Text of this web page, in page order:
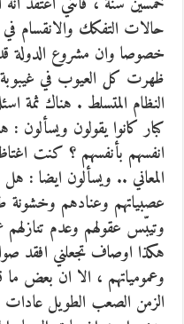
حالات التفكك والانقسام
خصوصا وان مشروع الدولة
ظهرت كل العيوب في غيبوبة
النظام المتسلط . هناك ثمة
كبار كانوا يقولون ويسألون :
انفسهم بأنفسهم ؟ كنت
المعاني .. ويسألون ايضا : هل
عصبياتهم وعنادهم وخشونة
وتيبّس عقولهم وعدم
هكذا اوصاف تجعلني افقد
وعمومياتهم ، الا ان بعض
الزمن الصعب الطويل عادات